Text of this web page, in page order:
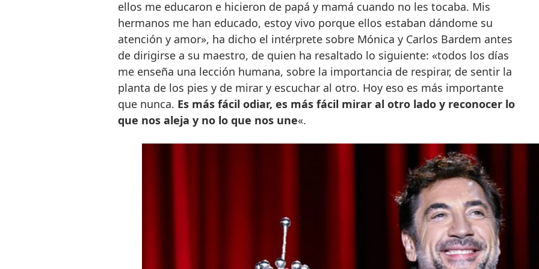
ellos me educaron e hicieron de papá y mamá cuando no les tocaba. Mis
hermanos me han educado, estoy vivo porque ellos estaban dándome su
atención y amor», ha dicho el intérprete sobre Mónica y Carlos Bardem antes
de dirigirse a su maestro, de quien ha resaltado lo siguiente: «todos los días
me enseña una lección humana, sobre la importancia de respirar, de sentir la
planta de los pies y de mirar y escuchar al otro. Hoy eso es más importante
que nunca. Es más fácil odiar, es más fácil mirar al otro lado y reconocer lo
que nos aleja y no lo que nos une«.